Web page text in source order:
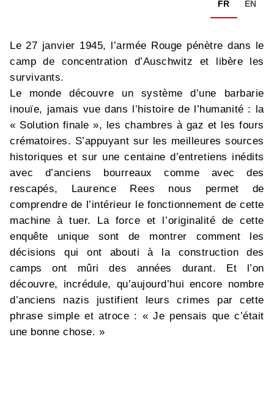
FR EN
Le 27 janvier 1945, l’armée Rouge pénètre dans le
camp de concentration d’Auschwitz et libère les
survivants.
Le monde découvre un système d’une barbarie
inouïe, jamais vue dans l’histoire de l’humanité : la
« Solution finale », les chambres à gaz et les fours
crématoires. S’appuyant sur les meilleures sources
historiques et sur une centaine d’entretiens inédits
avec d’anciens bourreaux comme avec des
rescapés, Laurence Rees nous permet de
comprendre de l’intérieur le fonctionnement de cette
machine à tuer. La force et l’originalité de cette
enquête unique sont de montrer comment les
décisions qui ont abouti à la construction des
camps ont mûri des années durant. Et l’on
découvre, incrédule, qu’aujourd’hui encore nombre
d’anciens nazis justifient leurs crimes par cette
phrase simple et atroce : « Je pensais que c’était
une bonne chose. »